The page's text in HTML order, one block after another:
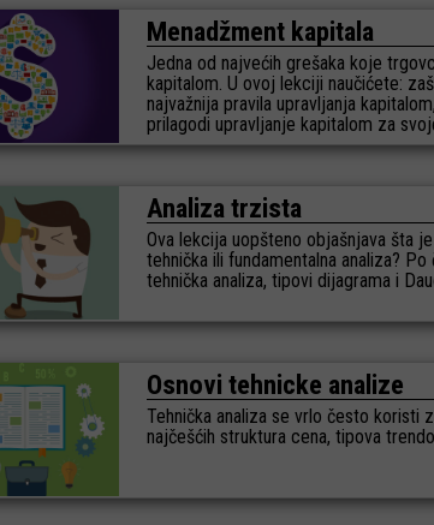
Menadžment kapitala
Jedna od najvećih grešaka koje
kapitalom. U ovoj lekciji naučićete:
najvažnija pravila upravljanja
prilagodi upravljanje kapitalom za
Analiza trzista
Ova lekcija uopšteno objašnjava šta
tehnička ili fundamentalna analiza?
tehnička analiza, tipovi dijagrama i
Osnovi tehnicke analize
Tehnička analiza se vrlo često koristi
najčešćih struktura cena, tipova